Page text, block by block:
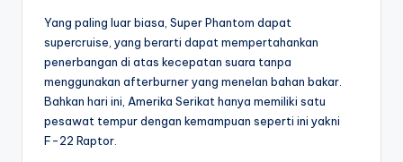
Yang paling luar biasa, Super Phantom dapat
supercruise, yang berarti dapat mempertahankan
penerbangan di atas kecepatan suara tanpa
menggunakan afterburner yang menelan bahan bakar.
Bahkan hari ini, Amerika Serikat hanya memiliki satu
pesawat tempur dengan kemampuan seperti ini yakni
F-22 Raptor.